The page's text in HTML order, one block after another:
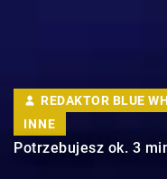
REDAKTOR BLUE
INNE
Potrzebujesz ok. 3